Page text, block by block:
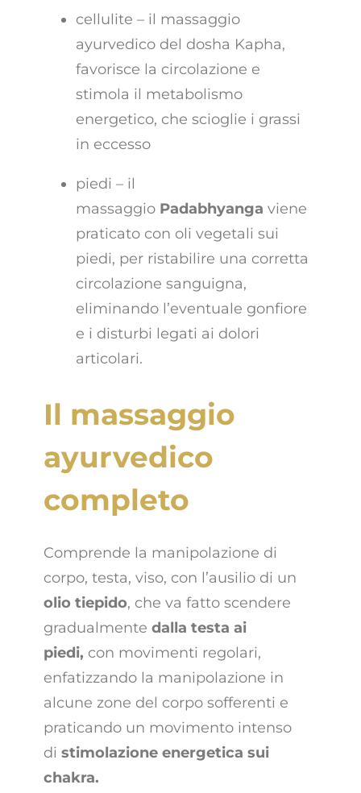
cellulite – il massaggio
ayurvedico del dosha Kapha,
favorisce la circolazione e
stimola il metabolismo
energetico, che scioglie i grassi
in eccesso
piedi – il
massaggio Padabhyanga viene
praticato con oli vegetali sui
piedi, per ristabilire una corretta
circolazione sanguigna,
eliminando l’eventuale gonfiore
e i disturbi legati ai dolori
articolari.
Il massaggio
ayurvedico
completo
Comprende la manipolazione di
corpo, testa, viso, con l’ausilio di un
olio tiepido, che va fatto scendere
gradualmente dalla testa ai
piedi, con movimenti regolari,
enfatizzando la manipolazione in
alcune zone del corpo sofferenti e
praticando un movimento intenso
di stimolazione energetica sui
chakra.